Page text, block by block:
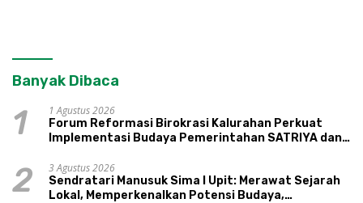
Banyak Dibaca
1
1 Agustus 2026
Forum Reformasi Birokrasi Kalurahan Perkuat
Implementasi Budaya Pemerintahan SATRIYA dan
2
3 Agustus 2026
Sendratari Manusuk Sima I Upit: Merawat Sejarah
Lokal, Memperkenalkan Potensi Budaya,